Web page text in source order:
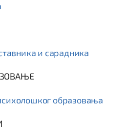
и сарадника
образовања